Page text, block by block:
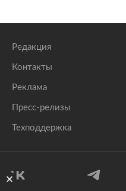
Редакция
Контакты
Реклама
Пресс-релизы
Техподдержка